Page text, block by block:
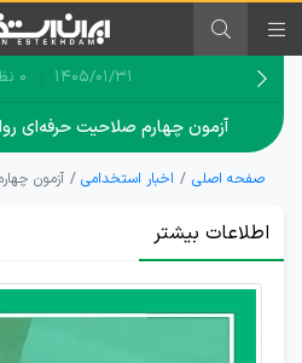
۱۴۰۵/۰۱/۳۱ 0 نظر
آزمون چهارم صلاحیت حرفه‌ای روانشناسی
صفحه اصلی اخبار استخدامی آزمون
اطلاعات بیشتر
زمان